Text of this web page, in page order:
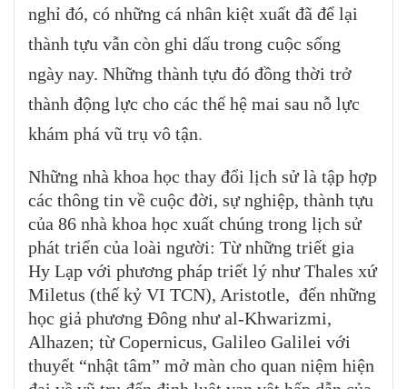
nghỉ đó, có những cá nhân kiệt xuất đã để lại
thành tựu vẫn còn ghi dấu trong cuộc sống
ngày nay. Những thành tựu đó đồng thời trở
thành động lực cho các thế hệ mai sau nỗ lực
khám phá vũ trụ vô tận.
Những nhà khoa học thay đổi lịch sử là tập hợp
các thông tin về cuộc đời, sự nghiệp, thành tựu
của 86 nhà khoa học xuất chúng trong lịch sử
phát triển của loài người: Từ những triết gia
Hy Lạp với phương pháp triết lý như Thales xứ
Miletus (thế kỷ VI TCN), Aristotle, đến những
học giả phương Đông như al-Khwarizmi,
Alhazen; từ Copernicus, Galileo Galilei với
thuyết “nhật tâm” mở màn cho quan niệm hiện